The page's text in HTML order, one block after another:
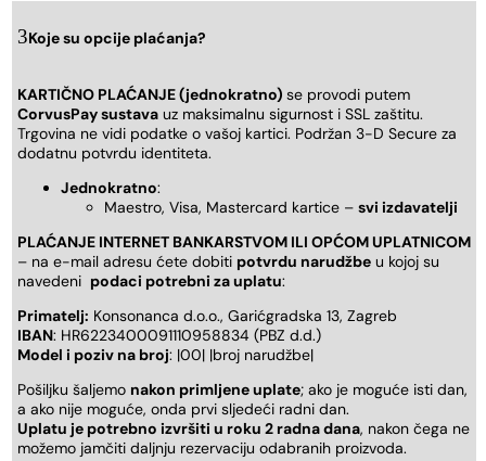
Koje su opcije plaćanja?
KARTIČNO PLAĆANJE (jednokratno) se provodi putem
CorvusPay sustava uz maksimalnu sigurnost i SSL zaštitu.
Trgovina ne vidi podatke o vašoj kartici. Podržan 3-D Secure za
dodatnu potvrdu identiteta.
Jednokratno:
Maestro, Visa, Mastercard kartice – svi izdavatelji
PLAĆANJE INTERNET BANKARSTVOM ILI OPĆOM UPLATNICOM
– na e-mail adresu ćete dobiti potvrdu narudžbe u kojoj su
navedeni podaci potrebni za uplatu:
Primatelj: Konsonanca d.o.o., Garićgradska 13, Zagreb
IBAN: HR6223400091110958834 (PBZ d.d.)
Model i poziv na broj: |00| |broj narudžbe|
Pošiljku šaljemo nakon primljene uplate; ako je moguće isti dan,
a ako nije moguće, onda prvi sljedeći radni dan.
Uplatu je potrebno izvršiti u roku 2 radna dana, nakon čega ne
možemo jamčiti daljnju rezervaciju odabranih proizvoda.